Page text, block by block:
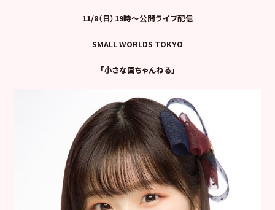
11/8（日）19時〜公開ライブ配信
SMALL WORLDS TOKYO
「小さな国ちゃんねる」